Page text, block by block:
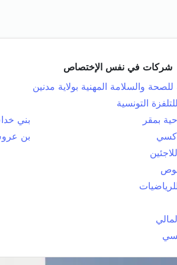
شركات في نفس الإختصاص
والسلامة المهنية بولاية مدنين
التونسية
بمقر
بني
بن